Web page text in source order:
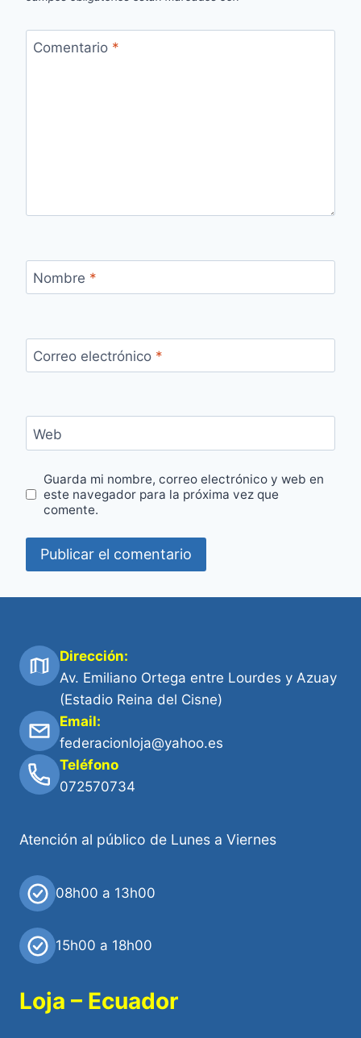
Comentario *
Nombre *
Correo electrónico *
Web
Guarda mi nombre, correo electrónico y web en
este navegador para la próxima vez que
comente.
Dirección:
Av. Emiliano Ortega entre Lourdes y Azuay
(Estadio Reina del Cisne)
Email:
federacionloja@yahoo.es
Teléfono
072570734
Atención al público de Lunes a Viernes
08h00 a 13h00
15h00 a 18h00
Loja – Ecuador